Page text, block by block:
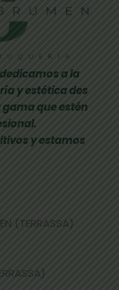
dedicamos a la
y estética des
que estén
y estamos
(TERRASSA)